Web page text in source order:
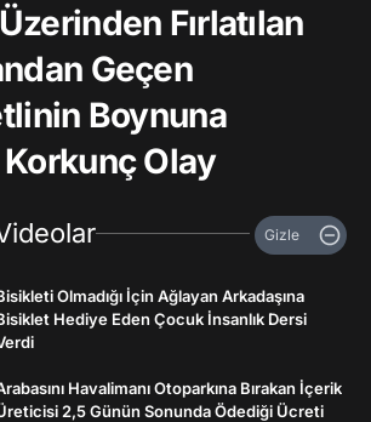
Fırlatılan
Geçen
Boynuna
Korkunç Olay
Gizle
Olmadığı İçin Ağlayan Arkadaşına
Hediye Eden Çocuk İnsanlık Dersi
Havalimanı Otoparkına Bırakan İçerik
2,5 Günün Sonunda Ödediği Ücreti